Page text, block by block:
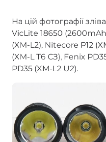
На цій фотографії
VicLite 18650
(XM-L2), Nitecore P12
(XM-L T6 СЗ), Fenix
PD35 (XM-L2 U2).